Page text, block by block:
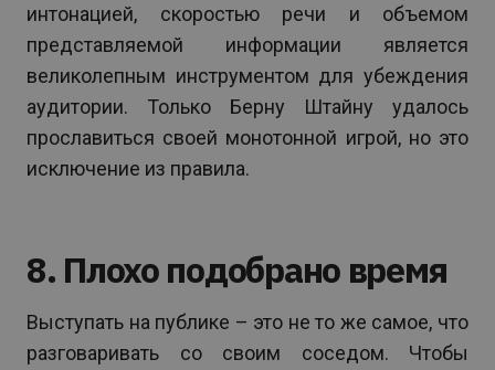
интонацией, скоростью речи и объемом
представляемой информации является
великолепным инструментом для убеждения
аудитории. Только Берну Штайну удалось
прославиться своей монотонной игрой, но это
исключение из правила.
8. Плохо подобрано время
Выступать на публике – это не то же самое, что
разговаривать со своим соседом. Чтобы